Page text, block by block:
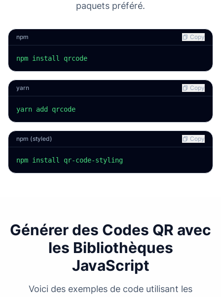
paquets préféré.
npm Copy
npm install qrcode
yarn Copy
yarn add qrcode
npm (styled) Copy
npm install qr-code-styling
Générer des Codes QR avec
les Bibliothèques
JavaScript
Voici des exemples de code utilisant les